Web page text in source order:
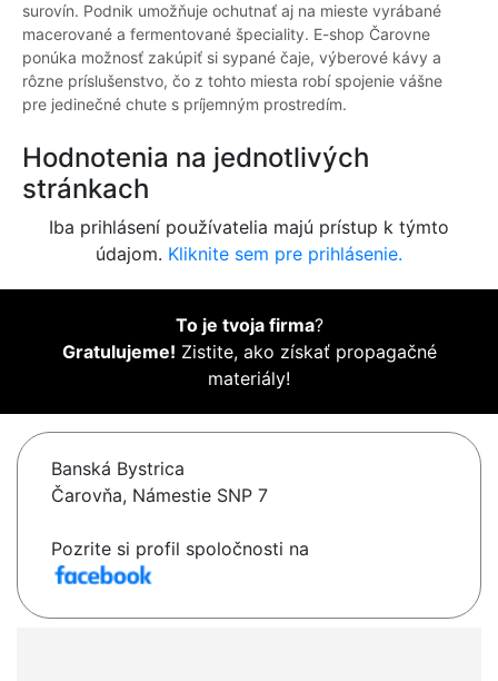
surovín. Podnik umožňuje ochutnať aj na mieste vyrábané
macerované a fermentované špeciality. E-shop Čarovne
ponúka možnosť zakúpiť si sypané čaje, výberové kávy a
rôzne príslušenstvo, čo z tohto miesta robí spojenie vášne
pre jedinečné chute s príjemným prostredím.
Hodnotenia na jednotlivých
stránkach
Iba prihlásení používatelia majú prístup k týmto
údajom. Kliknite sem pre prihlásenie.
To je tvoja firma?
Gratulujeme! Zistite, ako získať propagačné
materiály!
Banská Bystrica
Čarovňa, Námestie SNP 7
Pozrite si profil spoločnosti na